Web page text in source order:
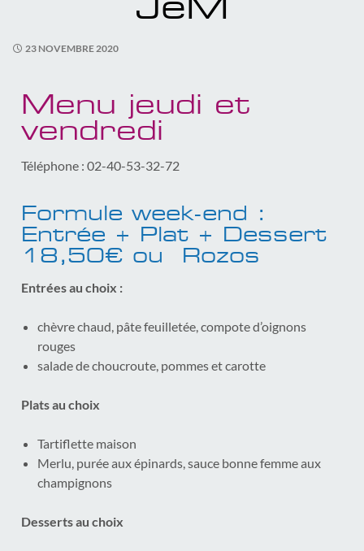
JeM
23 NOVEMBRE 2020
Menu jeudi et
vendredi
Téléphone : 02-40-53-32-72
Formule week-end :
Entrée + Plat + Dessert
18,50€ ou Rozos
Entrées au choix :
chèvre chaud, pâte feuilletée, compote d’oignons
rouges
salade de choucroute, pommes et carotte
Plats au choix
Tartiflette maison
Merlu, purée aux épinards, sauce bonne femme aux
champignons
Desserts au choix